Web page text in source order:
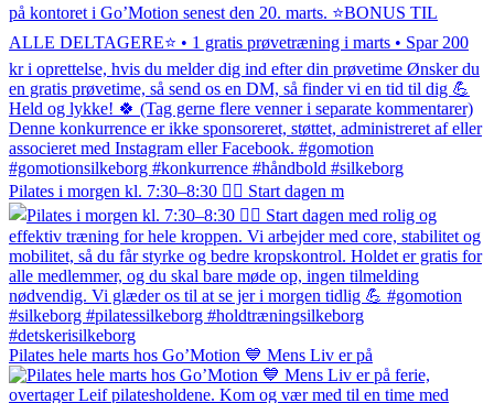
Pilates i morgen kl. 7:30–8:30 🧘‍♀️ Start dagen m
Pilates hele marts hos Go’Motion 💙 Mens Liv er på